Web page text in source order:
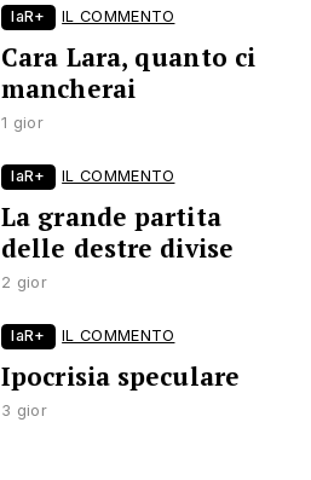
laR+ IL COMMENTO
Cara Lara, quanto ci
mancherai
1 gior
laR+ IL COMMENTO
La grande partita
delle destre divise
2 gior
laR+ IL COMMENTO
Ipocrisia speculare
3 gior